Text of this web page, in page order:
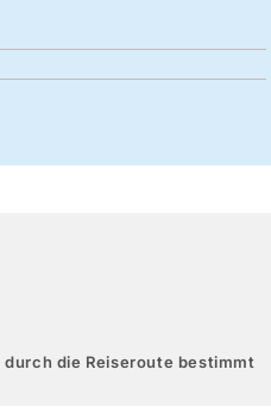
die Reiseroute bestimmt